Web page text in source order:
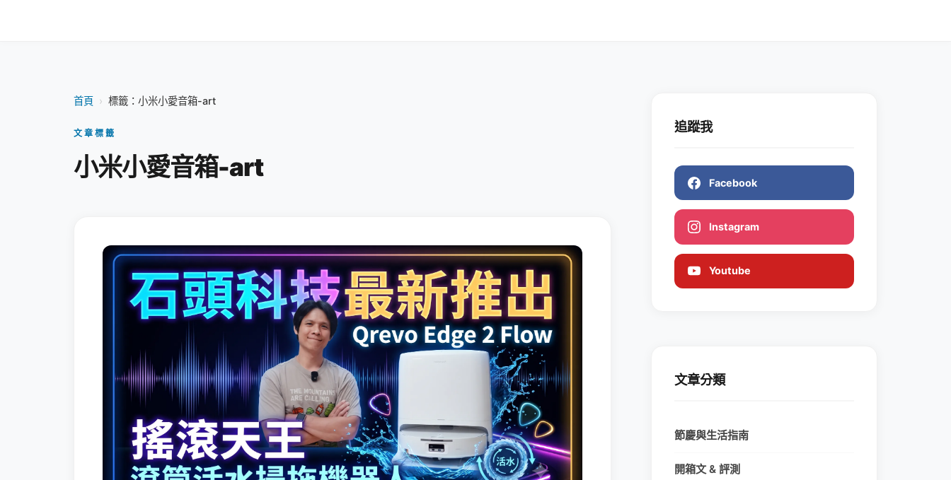
首頁 › 標籤：小米小愛音箱-art
文章標籤
小米小愛音箱-art
追蹤我
Facebook
Instagram
Youtube
文章分類
節慶與生活指南
開箱文 & 評測